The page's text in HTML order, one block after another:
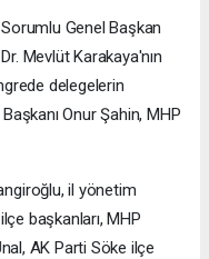
Genel Başkan
Mevlüt Karakaya'nın
delegelerin
Onur Şahin, MHP
il yönetim
başkanları, MHP
AK Parti Söke ilçe